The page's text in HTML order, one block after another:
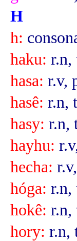
H
h:
haku: r.n,
hasa: r.v,
hasê: r.n,
hasy: r.n,
hayhu:
hecha:
hóga: r.n,
hokê: r.n,
hory: r.n,